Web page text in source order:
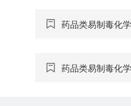
药品类易制毒化
药品类易制毒化